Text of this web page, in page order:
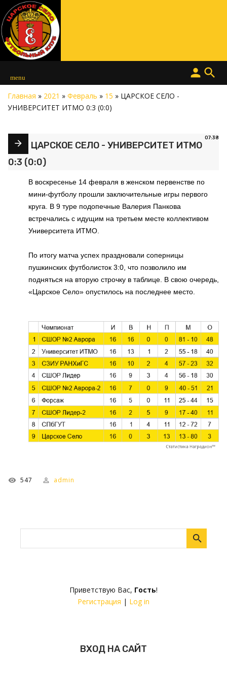
menu search
person
Приветствую Вас, Гость!
Регистрация | Log in
ВХОД НА САЙТ
Главная » 2021 » Февраль » 15 » ЦАРСКОЕ СЕЛО -
УНИВЕРСИТЕТ ИТМО 0:3 (0:0)
07:38
ЦАРСКОЕ СЕЛО - УНИВЕРСИТЕТ ИТМО
0:3 (0:0)
В воскресенье 14 февраля в женском первенстве по
мини-футболу прошли заключительные игры первого
круга. В 9 туре подопечные Валерия Панкова
встречались с идущим на третьем месте коллективом
Университета ИТМО.
По итогу матча успех праздновали соперницы
пушкинских футболисток 3:0, что позволило им
подняться на вторую строчку в таблице. В свою очередь,
«Царское Село» опустилось на последнее место.
547 admin